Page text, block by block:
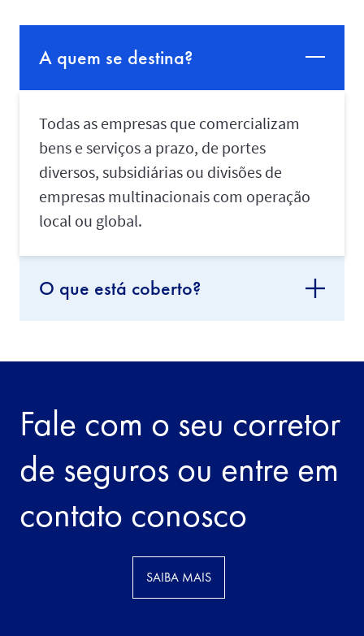
A quem se destina?
Todas as empresas que comercializam
bens e serviços a prazo, de portes
diversos, subsidiárias ou divisões de
empresas multinacionais com operação
local ou global.
O que está coberto?
Fale com o seu corretor
de seguros ou entre em
contato conosco
SAIBA MAIS